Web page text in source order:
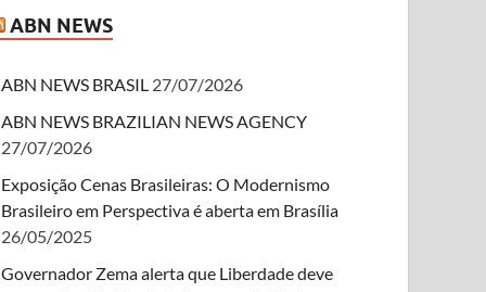
ABN NEWS
ABN NEWS BRASIL 27/07/2026
ABN NEWS BRAZILIAN NEWS AGENCY
27/07/2026
Exposição Cenas Brasileiras: O Modernismo
Brasileiro em Perspectiva é aberta em Brasília
26/05/2025
Governador Zema alerta que Liberdade deve